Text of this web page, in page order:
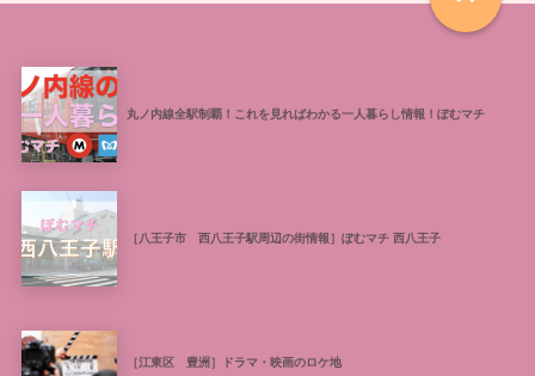
丸ノ内線全駅制覇！これを見ればわかる一人暮らし情報！ぽむマチ
［八王子市 西八王子駅周辺の街情報］ぽむマチ 西八王子
［江東区 豊洲］ドラマ・映画のロケ地